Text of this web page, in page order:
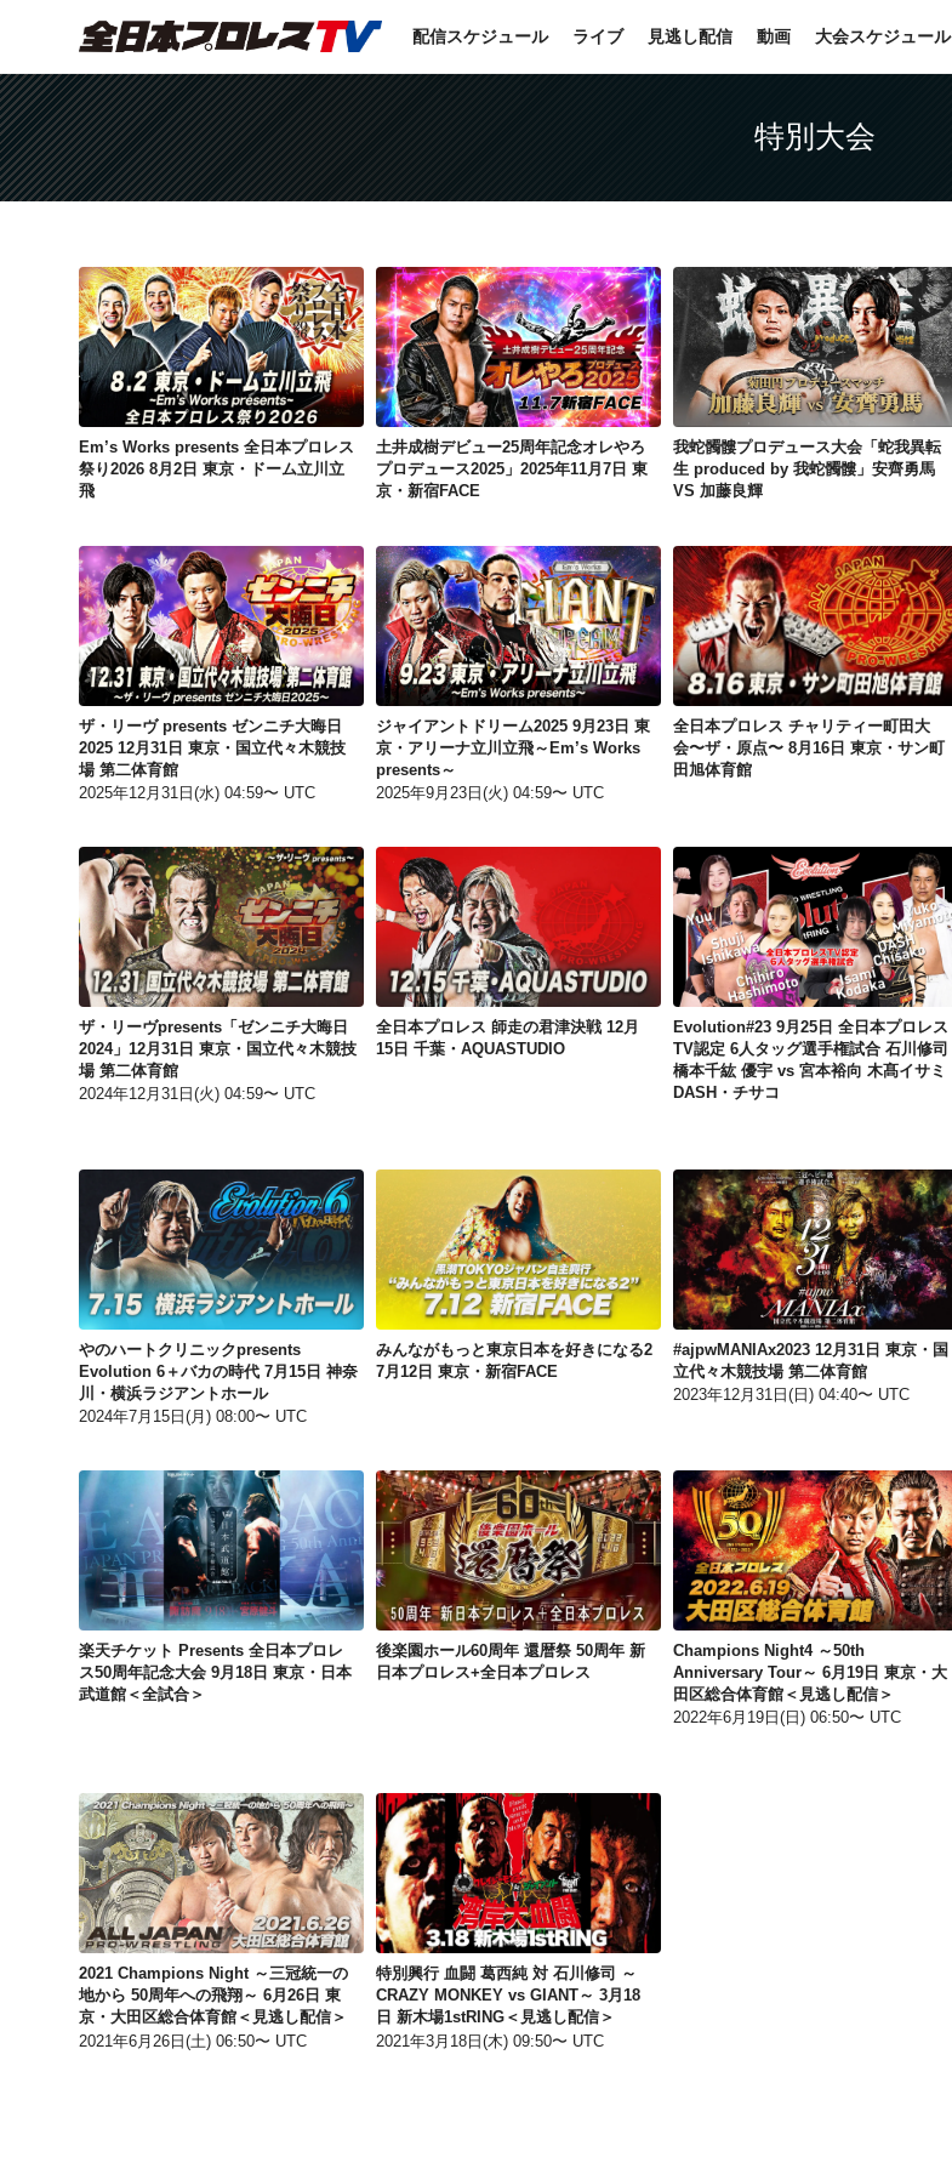
配信スケジュール ライブ 見逃し配信 動画 大会スケジュール
特別大会
Em’s Works presents 全日本プロレス祭り2026 8月2日 東京・ドーム立川立飛
Em’s Works presents 全日本プロレス
祭り2026 8月2日 東京・ドーム立川立
飛
土井成樹デビュー25周年記念オレやろプロデュース2025」2025年11月7日 東京・新宿FACE
土井成樹デビュー25周年記念オレやろ
プロデュース2025」2025年11月7日 東
京・新宿FACE
我蛇髑髏プロデュース大会「蛇我異転生 produced by 我蛇髑髏」安齊勇馬 VS 加藤良輝
我蛇髑髏プロデュース大会「蛇我異転
生 produced by 我蛇髑髏」安齊勇馬
VS 加藤良輝
ザ・リーヴ presents ゼンニチ大晦日2025 12月31日 東京・国立代々木競技場 第二体育館
ザ・リーヴ presents ゼンニチ大晦日
2025 12月31日 東京・国立代々木競技
場 第二体育館
2025年12月31日(水) 04:59〜 UTC
ジャイアントドリーム2025 9月23日 東京・アリーナ立川立飛～Em’s Works presents～
ジャイアントドリーム2025 9月23日 東
京・アリーナ立川立飛～Em’s Works
presents～
2025年9月23日(火) 04:59〜 UTC
全日本プロレス チャリティー町田大会〜ザ・原点〜 8月16日 東京・サン町田旭体育館
全日本プロレス チャリティー町田大
会〜ザ・原点〜 8月16日 東京・サン町
田旭体育館
ザ・リーヴpresents「ゼンニチ大晦日2024」12月31日 東京・国立代々木競技場 第二体育館
ザ・リーヴpresents「ゼンニチ大晦日
2024」12月31日 東京・国立代々木競技
場 第二体育館
2024年12月31日(火) 04:59〜 UTC
全日本プロレス 師走の君津決戦 12月15日 千葉・AQUASTUDIO
全日本プロレス 師走の君津決戦 12月
15日 千葉・AQUASTUDIO
Evolution#23 9月25日 全日本プロレスTV認定 6人タッグ選手権試合 石川修司 橋本千紘 優宇 vs 宮本裕向 木髙イサミ DASH・チサコ
Evolution#23 9月25日 全日本プロレス
TV認定 6人タッグ選手権試合 石川修司
橋本千紘 優宇 vs 宮本裕向 木髙イサミ
DASH・チサコ
やのハートクリニックpresents
Evolution 6＋バカの時代 7月15日 神奈
川・横浜ラジアントホール
2024年7月15日(月) 08:00〜 UTC
みんながもっと東京日本を好きになる2 7月12日 東京・新宿FACE
みんながもっと東京日本を好きになる2
7月12日 東京・新宿FACE
#ajpwMANIAx2023 12月31日 東京・国立代々木競技場 第二体育館
#ajpwMANIAx2023 12月31日 東京・国
立代々木競技場 第二体育館
2023年12月31日(日) 04:40〜 UTC
楽天チケット Presents 全日本プロレス50周年記念大会 9月18日 東京・日本武道館＜全試合＞
楽天チケット Presents 全日本プロレ
ス50周年記念大会 9月18日 東京・日本
武道館＜全試合＞
後楽園ホール60周年 還暦祭 50周年 新日本プロレス+全日本プロレス
後楽園ホール60周年 還暦祭 50周年 新
日本プロレス+全日本プロレス
Champions Night4 ～50th Anniversary Tour～ 6月19日 東京・大田区総合体育館＜見逃し配信＞
Champions Night4 ～50th
Anniversary Tour～ 6月19日 東京・大
田区総合体育館＜見逃し配信＞
2022年6月19日(日) 06:50〜 UTC
2021 Champions Night ～三冠統一の地から 50周年への飛翔～ 6月26日 東京・大田区総合体育館＜見逃し配信＞
2021 Champions Night ～三冠統一の
地から 50周年への飛翔～ 6月26日 東
京・大田区総合体育館＜見逃し配信＞
2021年6月26日(土) 06:50〜 UTC
特別興行 血闘 葛西純 対 石川修司 ～CRAZY MONKEY vs GIANT～ 3月18日 新木場1stRING＜見逃し配信＞
特別興行 血闘 葛西純 対 石川修司 ～
CRAZY MONKEY vs GIANT～ 3月18
日 新木場1stRING＜見逃し配信＞
2021年3月18日(木) 09:50〜 UTC